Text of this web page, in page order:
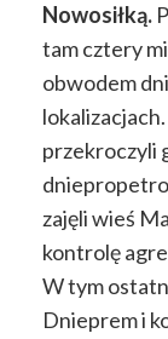
Nowosiłką.
tam cztery
obwodem
przekroczyli
zajęli wieś
kontrolę
W tym
Dnieprem i